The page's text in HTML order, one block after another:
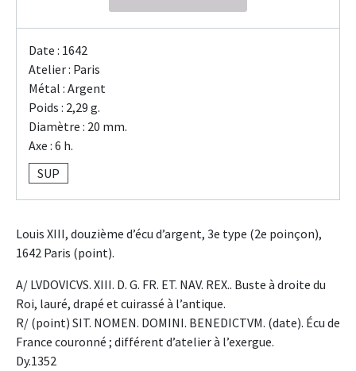
Date : 1642
Atelier : Paris
Métal : Argent
Poids : 2,29 g.
Diamètre : 20 mm.
Axe : 6 h.
SUP
Louis XIII, douzième d’écu d’argent, 3e type (2e poinçon),
1642 Paris (point).
A/ LVDOVICVS. XIII. D. G. FR. ET. NAV. REX.. Buste à droite du
Roi, lauré, drapé et cuirassé à l’antique.
R/ (point) SIT. NOMEN. DOMINI. BENEDICTVM. (date). Écu de
France couronné ; différent d’atelier à l’exergue.
Dy.1352